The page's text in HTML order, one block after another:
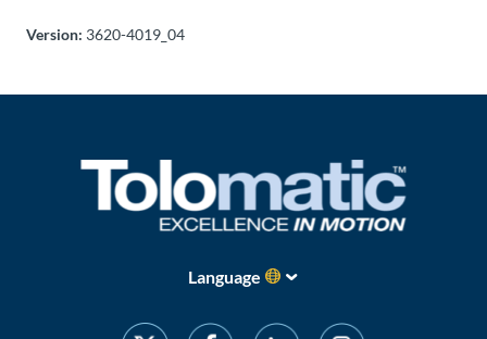
Version: 3620-4019_04
Language
Dealer